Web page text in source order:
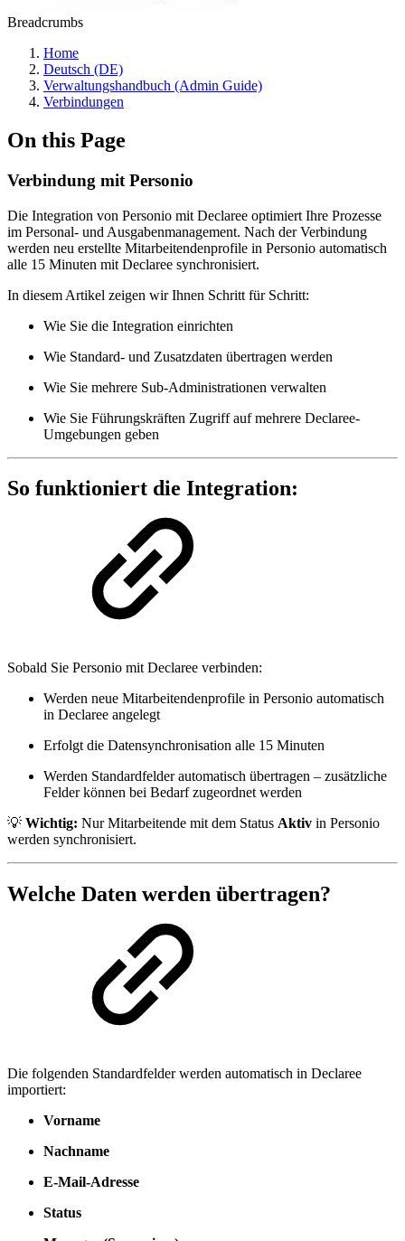
Breadcrumbs
Home
Deutsch (DE)
Verwaltungshandbuch (Admin Guide)
Verbindungen
On this Page
Verbindung mit Personio
Die Integration von Personio mit Declaree optimiert Ihre Prozesse
im Personal- und Ausgabenmanagement. Nach der Verbindung
werden neu erstellte Mitarbeitendenprofile in Personio automatisch
alle 15 Minuten mit Declaree synchronisiert.
In diesem Artikel zeigen wir Ihnen Schritt für Schritt:
Wie Sie die Integration einrichten
Wie Standard- und Zusatzdaten übertragen werden
Wie Sie mehrere Sub-Administrationen verwalten
Wie Sie Führungskräften Zugriff auf mehrere Declaree-
Umgebungen geben
So funktioniert die Integration:
Sobald Sie Personio mit Declaree verbinden:
Werden neue Mitarbeitendenprofile in Personio automatisch
in Declaree angelegt
Erfolgt die Datensynchronisation alle 15 Minuten
Werden Standardfelder automatisch übertragen – zusätzliche
Felder können bei Bedarf zugeordnet werden
💡 Wichtig: Nur Mitarbeitende mit dem Status Aktiv in Personio
werden synchronisiert.
Welche Daten werden übertragen?
Die folgenden Standardfelder werden automatisch in Declaree
importiert:
Vorname
Nachname
E-Mail-Adresse
Status